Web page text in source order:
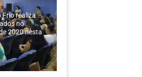
Frio realiza
no
2020 nesta